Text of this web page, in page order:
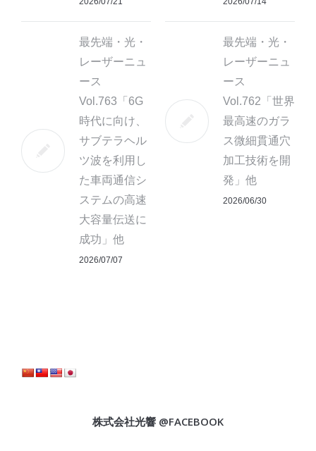
最先端・光・
レーザーニュ
ース
Vol.763「6G
時代に向け、
サブテラヘル
ツ波を利用し
た車両通信シ
ステムの高速
大容量伝送に
成功」他
2026/07/07
最先端・光・
レーザーニュ
ース
Vol.762「世界
最高速のガラ
ス微細貫通穴
加工技術を開
発」他
2026/06/30
株式会社光響 @FACEBOOK